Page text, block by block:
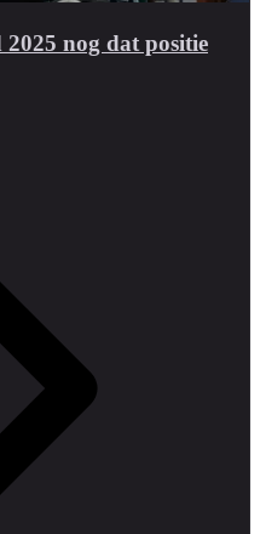
nog dat positie